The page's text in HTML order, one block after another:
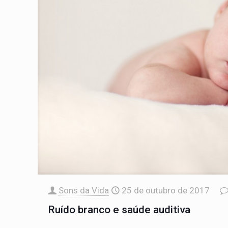
Sons da Vida 25 de outubro de 2017
Ruído branco e saúde auditiva